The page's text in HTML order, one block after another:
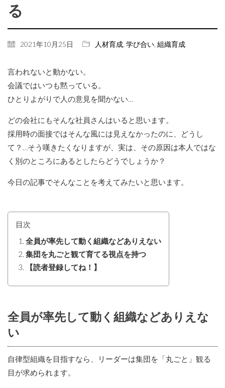
る
2021年10月25日 人材育成 学び合い 組織育成
言われないと動かない。
会議ではいつも黙っている。
ひとりよがりで人の意見を聞かない…
どの会社にもそんな社員さんはいると思います。
採用時の面接ではそんな風には見えなかったのに、どうし
て？…そう嘆きたくなりますが、実は、その原因は本人ではな
く別のところにあるとしたらどうでしょうか？
今日の記事でそんなことを考えてみたいと思います。
目次
全員が率先して動く組織などありえない
集団を丸ごと観て育てる視点を持つ
【読者登録してね！】
全員が率先して動く組織などありえな
い
自律型組織を目指すなら、リーダーは集団を「丸ごと」観る
目が求められます。